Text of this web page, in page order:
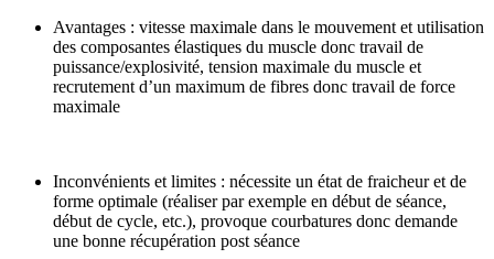
Avantages : vitesse maximale dans le mouvement et utilisation
des composantes élastiques du muscle donc travail de
puissance/explosivité, tension maximale du muscle et
recrutement d’un maximum de fibres donc travail de force
maximale
Inconvénients et limites : nécessite un état de fraicheur et de
forme optimale (réaliser par exemple en début de séance,
début de cycle, etc.), provoque courbatures donc demande
une bonne récupération post séance